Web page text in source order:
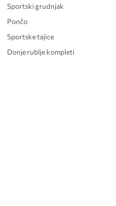
Sportski grudnjak
Pončo
Sportske tajice
Donje rublje kompleti